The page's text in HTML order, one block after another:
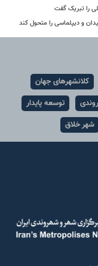
را تبریک گفت
و دیپلماسی را متحول کند
کلانشهرهای جهان
توسعه پایدار
شهر خلاق